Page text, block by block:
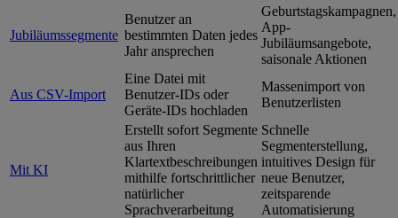
Jubiläumssegmente
Benutzer an
bestimmten Daten jedes
Jahr ansprechen
Geburtstagskampagnen,
App-
Jubiläumsangebote,
saisonale Aktionen
Aus CSV-Import
Eine Datei mit
Benutzer-IDs oder
Geräte-IDs hochladen
Massenimport von
Benutzerlisten
Mit KI
Erstellt sofort Segmente
aus Ihren
Klartextbeschreibungen
mithilfe fortschrittlicher
natürlicher
Sprachverarbeitung
Schnelle
Segmenterstellung,
intuitives Design für
neue Benutzer,
zeitsparende
Automatisierung